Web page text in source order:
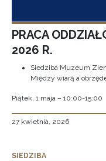
PRACA
2026 R.
Siedziba Muzeum
Między wiarą a
Piątek, 1 maja – 10:00-15:00
27 kwietnia, 2026
SIEDZIBA